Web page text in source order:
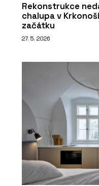
Rekonstrukce
chalupa v
začátku
27. 5. 2026